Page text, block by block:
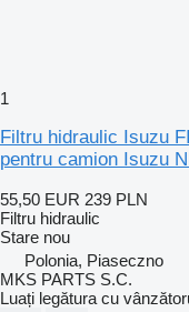
1
Filtru hidraulic Isuzu
pentru camion Isuzu
55,50 EUR 239 PLN
Filtru hidraulic
Stare nou
Polonia, Piaseczno
MKS PARTS S.C.
Luați legătura cu